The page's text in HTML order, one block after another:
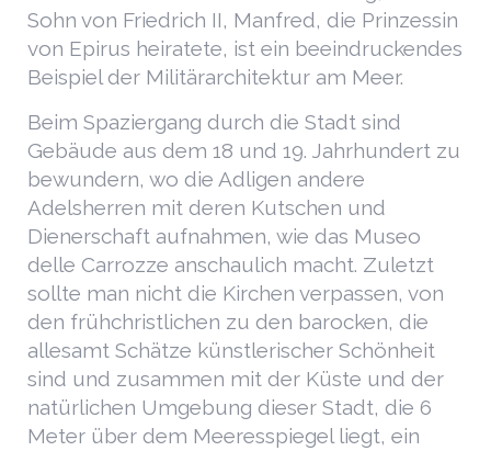
Sohn von Friedrich II, Manfred, die Prinzessin
von Epirus heiratete, ist ein beeindruckendes
Beispiel der Militärarchitektur am Meer.
Beim Spaziergang durch die Stadt sind
Gebäude aus dem 18 und 19. Jahrhundert zu
bewundern, wo die Adligen andere
Adelsherren mit deren Kutschen und
Dienerschaft aufnahmen, wie das Museo
delle Carrozze anschaulich macht. Zuletzt
sollte man nicht die Kirchen verpassen, von
den frühchristlichen zu den barocken, die
allesamt Schätze künstlerischer Schönheit
sind und zusammen mit der Küste und der
natürlichen Umgebung dieser Stadt, die 6
Meter über dem Meeresspiegel liegt, ein